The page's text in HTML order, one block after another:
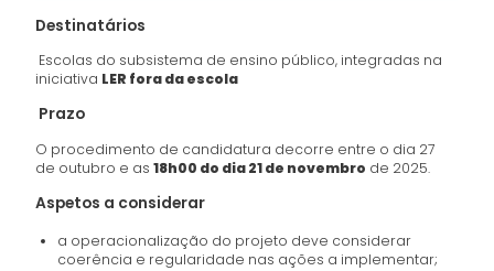
Destinatários
Escolas do subsistema de ensino público, integradas na
iniciativa LER fora da escola
Prazo
O procedimento de candidatura decorre entre o dia 27
de outubro e as18h00 do dia 21 de novembro de 2025.
Aspetos a considerar
a operacionalização do projeto deve considerar
coerência e regularidade nas ações a implementar;